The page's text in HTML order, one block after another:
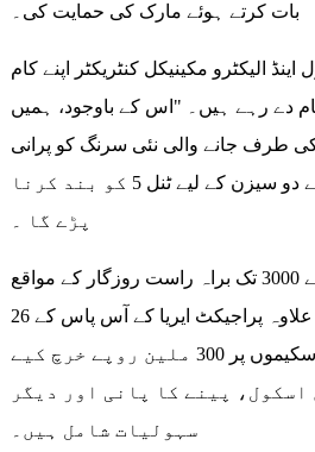
بات کرتے ہوئے مارک کی حمایت کی۔
الیکٹرو مکینیکل کنٹریکٹر اپنے کام
دے رہے ہیں۔ "اس کے باوجود، ہمیں
کی طرف جانے والی نئی سرنگ کو پرانی
سرنگ سے جوڑنے کے لیے دو سیزن کے لیے ٹنل 5 کو بند کرنا
پڑے گا ۔
اس منصوبے سے 2500 سے 3000 تک براہ راست روزگار کے مواقع
پیدا ہوں گے۔ اس کے علاوہ پراجیکٹ ایریا کے آس پاس کے 26
دیہاتوں کے لیے مختلف اسکیموں پر 300 ملین روپے خرچ کیے
اسکول، پینے کا پانی اور دیگر
سہولیات شامل ہیں۔